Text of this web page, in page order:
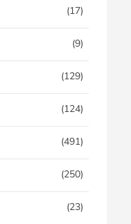
(17)
(9)
(129)
(124)
(491)
(250)
(23)